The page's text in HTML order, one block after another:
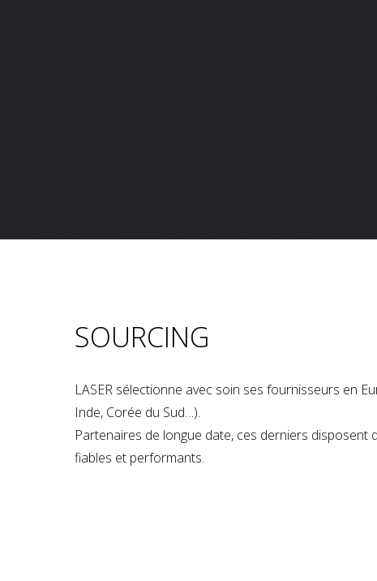
SOURCING
LASER sélectionne avec soin ses fournisseurs en
Inde, Corée du Sud…).
Partenaires de longue date, ces derniers disposent
fiables et performants.